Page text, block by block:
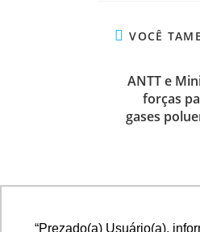
“Prezado(a) Usuário(a),
VOCÊ
ANTT e
forças
gases